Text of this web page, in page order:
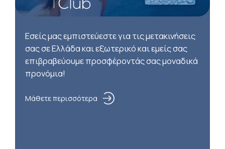
Εσείς μας εμπιστεύεστε για τις μετακινήσεις
σας σε Ελλάδα και εξωτερικό και εμείς σας
επιβραβεύουμε προσφέροντάς σας μοναδικά
προνόμια!
Μάθετε περισσότερα